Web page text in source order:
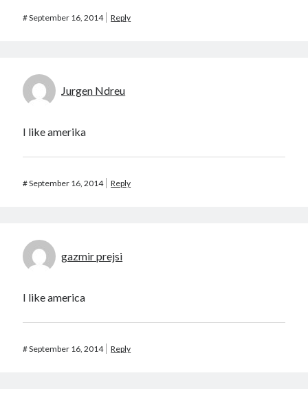
#September 16, 2014 Reply
Jurgen Ndreu
I like amerika
#September 16, 2014 Reply
gazmir prejsi
I like america
#September 16, 2014 Reply